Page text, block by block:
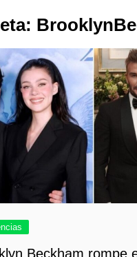
Beckham rompe